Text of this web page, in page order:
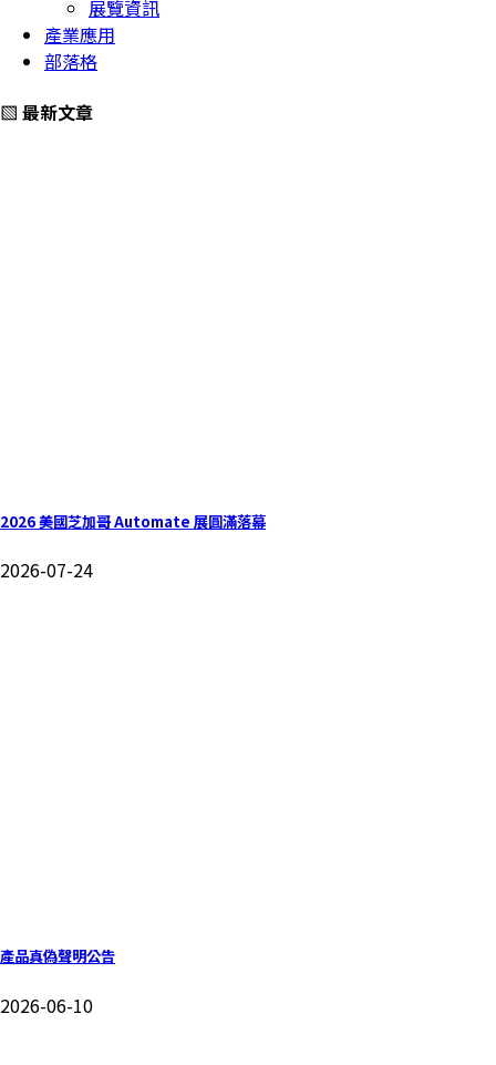
展覽資訊
產業應用
部落格
▧ 最新文章
2026 美國芝加哥 Automate 展圓滿落幕
2026-07-24
產品真偽聲明公告
2026-06-10